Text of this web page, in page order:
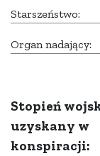
Starszeństwo:
Organ nadający:
Stopień
uzyskany w
konspiracji: